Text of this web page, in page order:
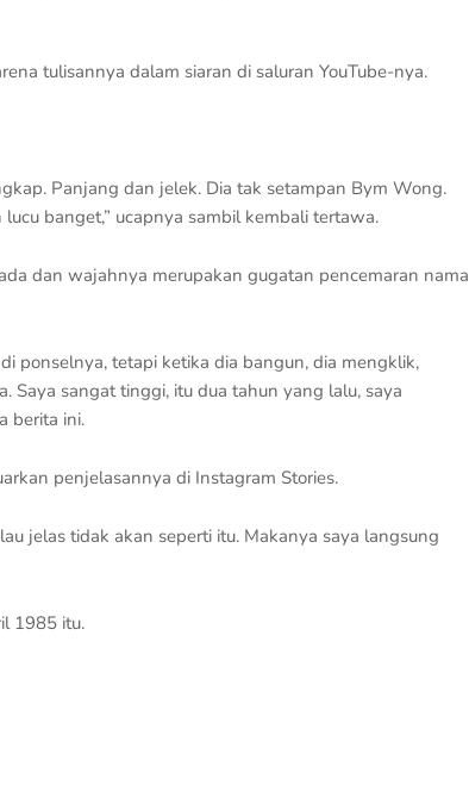
tulisannya dalam siaran di saluran YouTube-nya.
Panjang dan jelek. Dia tak setampan Bym Wong.
banget,” ucapnya sambil kembali tertawa.
dan wajahnya merupakan gugatan pencemaran nama
ponselnya, tetapi ketika dia bangun, dia mengklik,
Saya sangat tinggi, itu dua tahun yang lalu, saya
berita ini.
penjelasannya di Instagram Stories.
jelas tidak akan seperti itu. Makanya saya langsung
1985 itu.